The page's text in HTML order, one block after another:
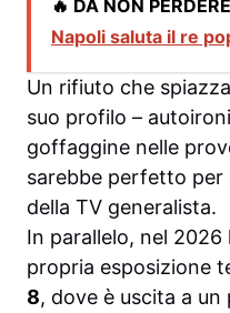
🔥 DA NON
Napoli saluta il re
Un rifiuto che
suo profilo –
goffaggine nelle
sarebbe perfetto
della TV generalista.
In parallelo, nel
propria esposizione
8, dove è uscita a un